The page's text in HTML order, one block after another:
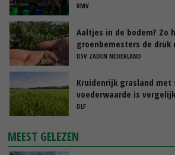
RMV
Aaltjes in de bodem? Zo
groenbemesters de
DSV ZADEN NEDERLAND
Kruidenrijk grasland met
voederwaarde is
raaigras’
DLF
MEEST GELEZEN